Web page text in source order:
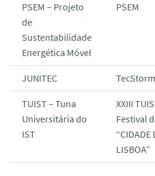
PSEM – Projeto
de
Sustentabilidade
Energética Móvel
PSEM
JUNITEC
TUIST – Tuna
Universitária do
IST
XXIII
Festival
“CIDADE
LISBOA”